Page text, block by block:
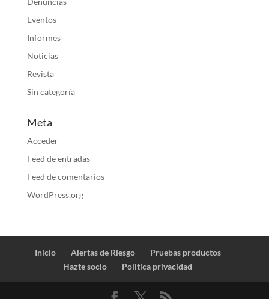
Eventos
Informes
Noticias
Revista
Sin categoría
Meta
Acceder
Feed de entradas
Feed de comentarios
WordPress.org
Inicio Alertas de Riesgo
Pruebas productos
Hazte socio
Politica privacidad